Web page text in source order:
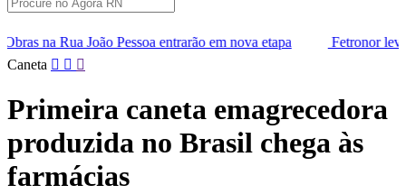
entrarão em nova etapa
Fetronor leva agenda do transporte
Pular
conteúdo
Caneta
Primeira caneta emagrecedora
produzida no Brasil chega às
farmácias